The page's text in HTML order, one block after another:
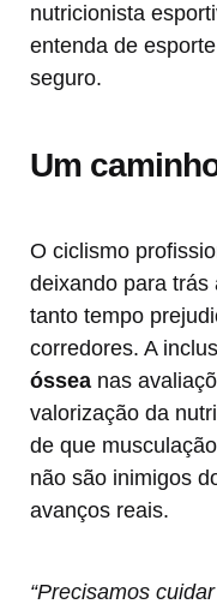
nutricionista
entenda de
seguro.
Um
O ciclismo
deixando para trás
tanto tempo
corredores. A
óssea nas
valorização da
de que
não são inimigos
avanços reais.
“Precisamos